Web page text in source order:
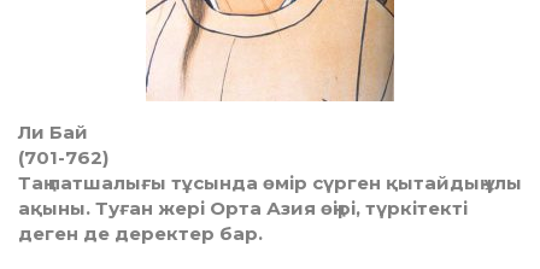
Ли Бай
(701-762)
Таң патшалығы тұсында өмір сүрген қытайдың ұлы
ақыны. Туған жері Орта Азия өңірі, түркітекті
деген де деректер бар.